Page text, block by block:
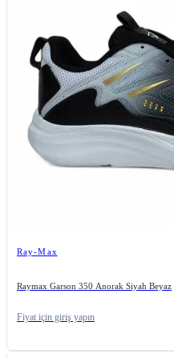
Ray-Max
Raymax Garson 350 Anorak Siyah Beyaz
Fiyat için giriş yapın